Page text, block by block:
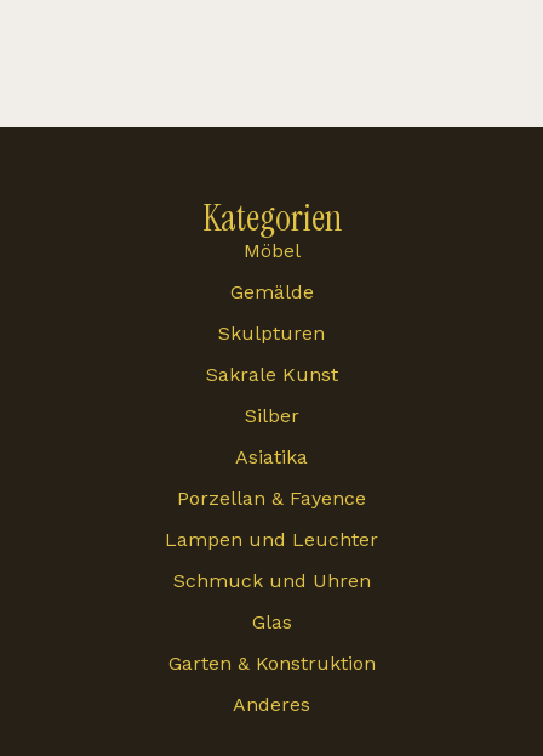
Kategorien
Möbel
Gemälde
Skulpturen
Sakrale Kunst
Silber
Asiatika
Porzellan & Fayence
Lampen und Leuchter
Schmuck und Uhren
Glas
Garten & Konstruktion
Anderes